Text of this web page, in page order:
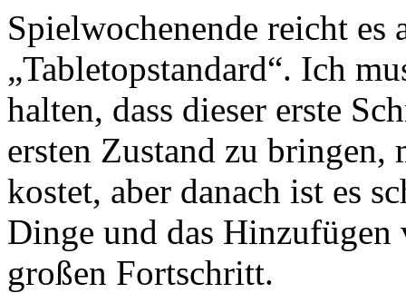
Spielwochenende reicht es
„Tabletopstandard“. Ich
halten, dass dieser erste
ersten Zustand zu
kostet, aber danach ist es
Dinge und das
großen Fortschritt.